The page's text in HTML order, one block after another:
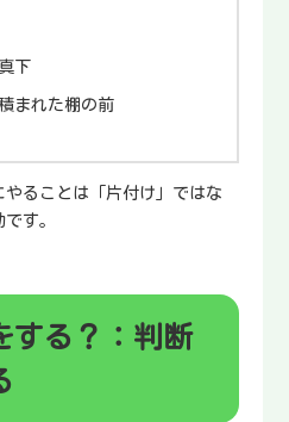
下
まれた棚の前
ることは「片付け」ではな
す。
する？：判断